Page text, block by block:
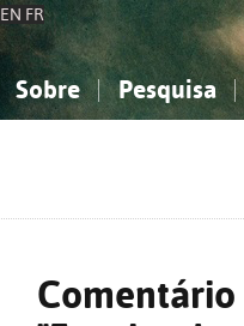
EN FR
Sobre Pesquisa
Comentário